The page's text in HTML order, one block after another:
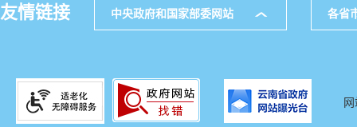
友情链接 中央政府和国家部委网站 各省